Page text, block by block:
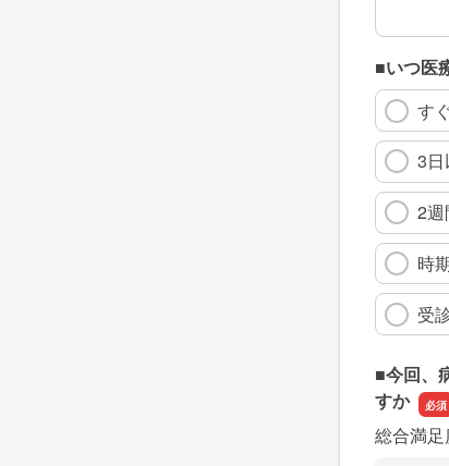
■いつ医
す
3日
2週
時
受
■今回、
すか
総合満足